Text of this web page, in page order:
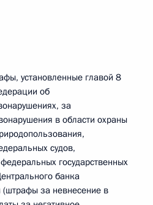
установленные главой 8
об
за
в области охраны
судов,
государственных
банка
за невнесение в